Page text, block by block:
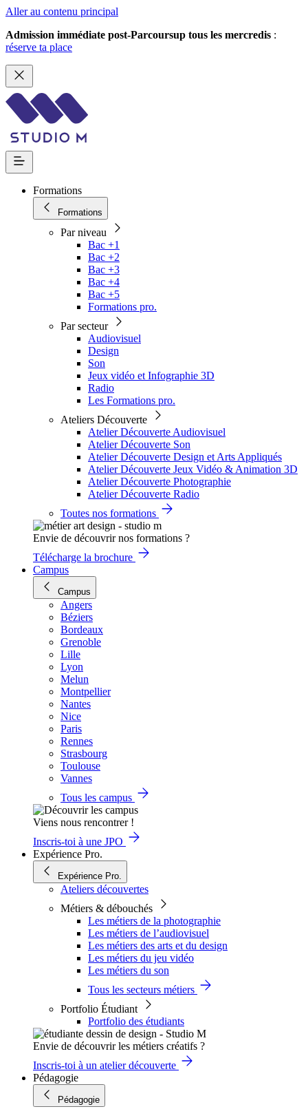
Aller au contenu principal
Admission immédiate post-Parcoursup tous les mercredis :
réserve ta place
Formations
Formations
Par niveau
Bac +1
Bac +2
Bac +3
Bac +4
Bac +5
Formations pro.
Par secteur
Audiovisuel
Design
Son
Jeux vidéo et Infographie 3D
Radio
Les Formations pro.
Ateliers Découverte
Atelier Découverte Audiovisuel
Atelier Découverte Son
Atelier Découverte Design et Arts Appliqués
Atelier Découverte Jeux Vidéo & Animation 3D
Atelier Découverte Photographie
Atelier Découverte Radio
Toutes nos formations
Envie de découvrir nos formations ?
Télécharge la brochure
Campus
Campus
Angers
Béziers
Bordeaux
Grenoble
Lille
Lyon
Melun
Montpellier
Nantes
Nice
Paris
Rennes
Strasbourg
Toulouse
Vannes
Tous les campus
Viens nous rencontrer !
Inscris-toi à une JPO
Expérience Pro.
Expérience Pro.
Ateliers découvertes
Métiers & débouchés
Les métiers de la photographie
Les métiers de l’audiovisuel
Les métiers des arts et du design
Les métiers du jeu vidéo
Les métiers du son
Tous les secteurs métiers
Portfolio Étudiant
Portfolio des étudiants
Envie de découvrir les métiers créatifs ?
Inscris-toi à un atelier découverte
Pédagogie
Pédagogie